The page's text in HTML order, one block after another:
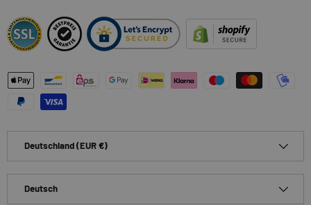
Zahlungsmethoden
Deutschland (EUR €)
Deutsch